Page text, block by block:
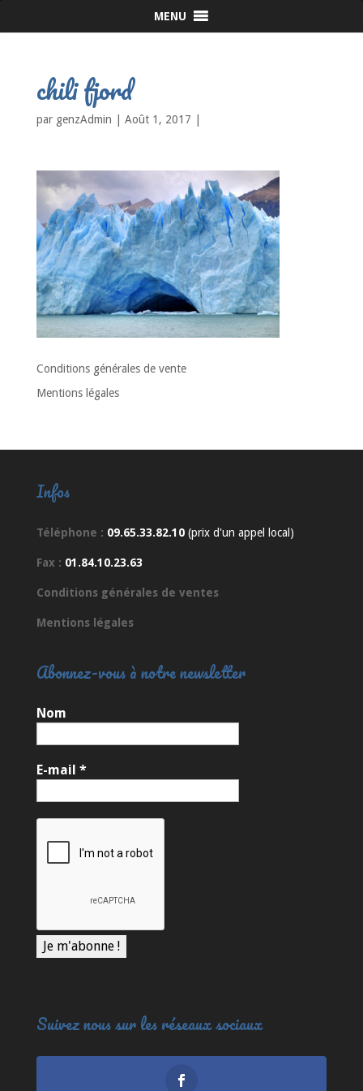
MENU
chili fjord
par genzAdmin Août 1, 2017
Conditions générales de vente
Mentions légales
Infos
Téléphone : 09.65.33.82.10(prix d'un appel local)
Fax : 01.84.10.23.63
Conditions générales de ventes
Mentions légales
Abonnez-vous à notre newsletter
Nom
E-mail *
Suivez nous sur les réseaux sociaux